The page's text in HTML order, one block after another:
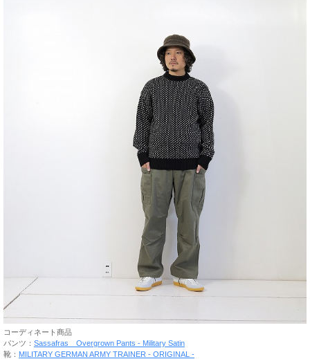
コーディネート商品
パンツ： Sassafras Overgrown Pants - Military Satin
靴： MILITARY GERMAN ARMY TRAINER - ORIGINAL -